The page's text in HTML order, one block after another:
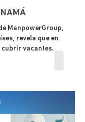
ManpowerGroup,
revela que en
vacantes.